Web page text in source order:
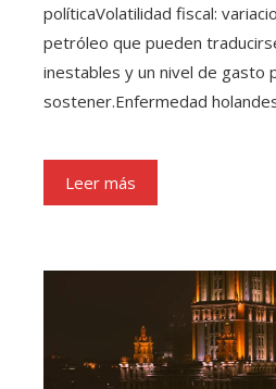
políticaVolatilidad fiscal:
petróleo que pueden
inestables y un nivel de gasto
sostener.Enfermedad
Leer más